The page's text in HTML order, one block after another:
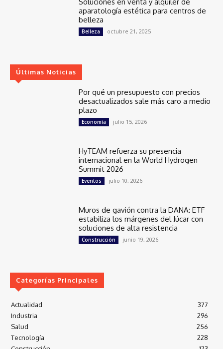
Soluciones en venta y alquiler de
aparatología estética para centros de
belleza
Belleza octubre 21, 2025
Últimas Noticias
Por qué un presupuesto con precios
desactualizados sale más caro a medio
plazo
Economía julio 15, 2026
HyTEAM refuerza su presencia
internacional en la World Hydrogen
Summit 2026
Eventos julio 10, 2026
Muros de gavión contra la DANA: ETF
estabiliza los márgenes del Júcar con
soluciones de alta resistencia
Construcción junio 19, 2026
Categorías Principales
Actualidad
377
Industria
296
Salud
256
Tecnología
228